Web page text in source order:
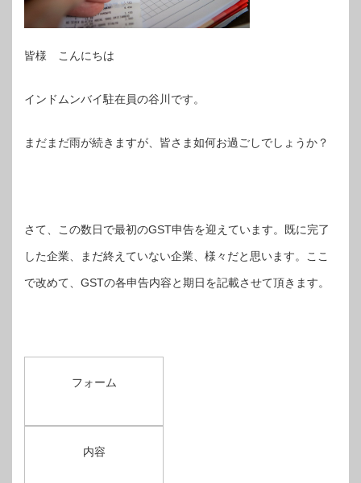
皆様 こんにちは
インドムンバイ駐在員の谷川です。
まだまだ雨が続きますが、皆さま如何お過ごしでしょうか？
さて、この数日で最初のGST申告を迎えています。既に完了
した企業、まだ終えていない企業、様々だと思います。ここ
で改めて、GSTの各申告内容と期日を記載させて頂きます。
フォーム
内容